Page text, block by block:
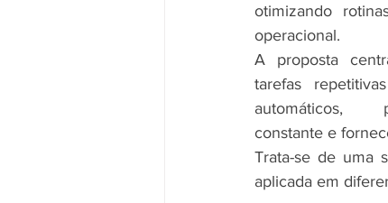
otimizando
operacional.
A proposta
tarefas
automáticos,
constante e
Trata-se de uma
aplicada em